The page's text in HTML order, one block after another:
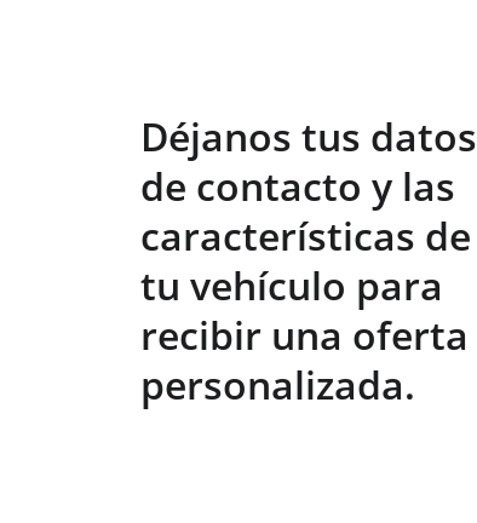
Déjanos tus datos
de contacto y las
características de
tu vehículo para
recibir una oferta
personalizada.